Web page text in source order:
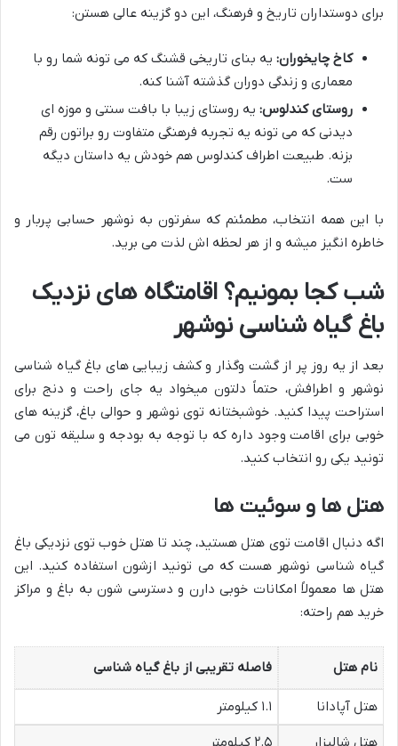
برای دوستداران تاریخ و فرهنگ، این دو گزینه عالی هستن:
کاخ چایخوران: یه بنای تاریخی قشنگ که می تونه شما رو با
معماری و زندگی دوران گذشته آشنا کنه.
روستای کندلوس: یه روستای زیبا با بافت سنتی و موزه ای
دیدنی که می تونه یه تجربه فرهنگی متفاوت رو براتون رقم
بزنه. طبیعت اطراف کندلوس هم خودش یه داستان دیگه
ست.
با این همه انتخاب، مطمئنم که سفرتون به نوشهر حسابی پربار و
خاطره انگیز میشه و از هر لحظه اش لذت می برید.
شب کجا بمونیم؟ اقامتگاه های نزدیک
باغ گیاه شناسی نوشهر
بعد از یه روز پر از گشت وگذار و کشف زیبایی های باغ گیاه شناسی
نوشهر و اطرافش، حتماً دلتون میخواد یه جای راحت و دنج برای
استراحت پیدا کنید. خوشبختانه توی نوشهر و حوالی باغ، گزینه های
خوبی برای اقامت وجود داره که با توجه به بودجه و سلیقه تون می
تونید یکی رو انتخاب کنید.
هتل ها و سوئیت ها
اگه دنبال اقامت توی هتل هستید، چند تا هتل خوب توی نزدیکی باغ
گیاه شناسی نوشهر هست که می تونید ازشون استفاده کنید. این
هتل ها معمولاً امکانات خوبی دارن و دسترسی شون به باغ و مراکز
خرید هم راحته:
نام هتل فاصله تقریبی از باغ گیاه شناسی
هتل آپادانا
۱.۱ کیلومتر
هتل شالیزار
۲.۵ کیلومتر